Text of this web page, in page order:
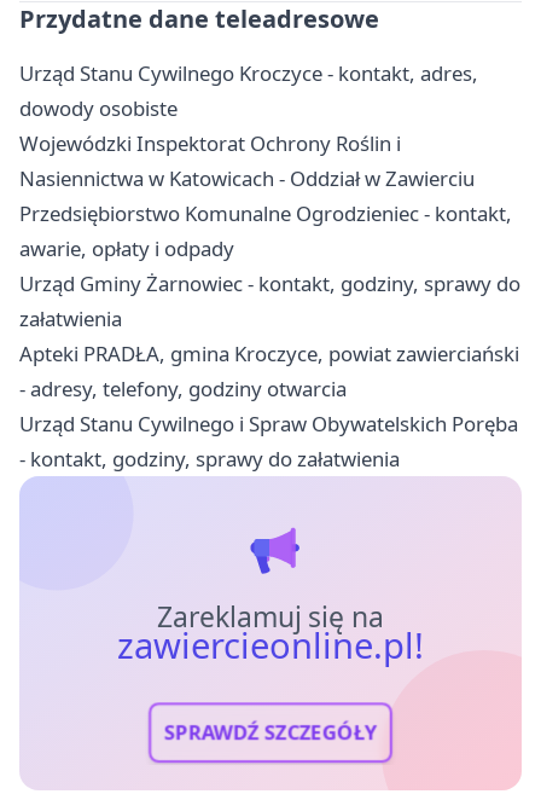
Przydatne dane teleadresowe
Urząd Stanu Cywilnego Kroczyce - kontakt, adres,
dowody osobiste
Wojewódzki Inspektorat Ochrony Roślin i
Nasiennictwa w Katowicach - Oddział w Zawierciu
Przedsiębiorstwo Komunalne Ogrodzieniec - kontakt,
awarie, opłaty i odpady
Urząd Gminy Żarnowiec - kontakt, godziny, sprawy do
załatwienia
Apteki PRADŁA, gmina Kroczyce, powiat zawierciański
- adresy, telefony, godziny otwarcia
Urząd Stanu Cywilnego i Spraw Obywatelskich Poręba
- kontakt, godziny, sprawy do załatwienia
Zareklamuj się na
zawiercieonline.pl!
SPRAWDŹ SZCZEGÓŁY